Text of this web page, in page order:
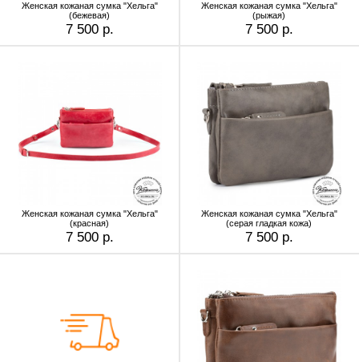
Женская кожаная сумка "Хельга"
(бежевая)
7 500 р.
Женская кожаная сумка "Хельга"
(рыжая)
7 500 р.
Женская кожаная сумка "Хельга"
(красная)
7 500 р.
Женская кожаная сумка "Хельга"
(серая гладкая кожа)
7 500 р.